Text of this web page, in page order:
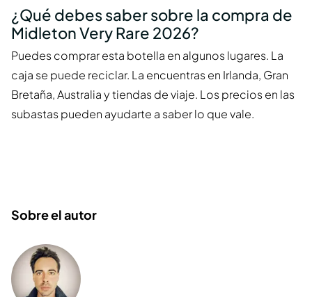
¿Qué debes saber sobre la compra de
Midleton Very Rare 2026?
Puedes comprar esta botella en algunos lugares. La
caja se puede reciclar. La encuentras en Irlanda, Gran
Bretaña, Australia y tiendas de viaje. Los precios en las
subastas pueden ayudarte a saber lo que vale.
Sobre el autor